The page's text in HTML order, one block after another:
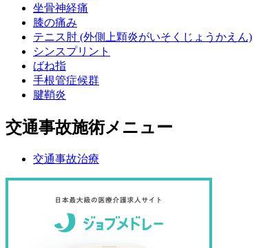
坐骨神経痛
膝の痛み
テニス肘 (外側上顆炎がいそくじょうかえん)
シンスプリント
ばね指
手根管症候群
腱鞘炎
交通事故施術メニュー
交通事故治療